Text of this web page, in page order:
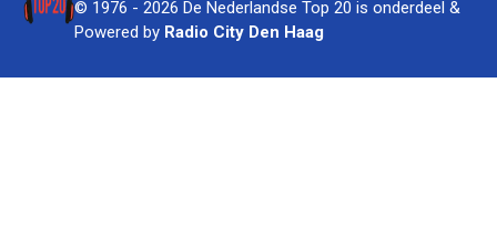
© 1976 - 2026 De Nederlandse Top 20 is onderdeel &
Powered by Radio City Den Haag